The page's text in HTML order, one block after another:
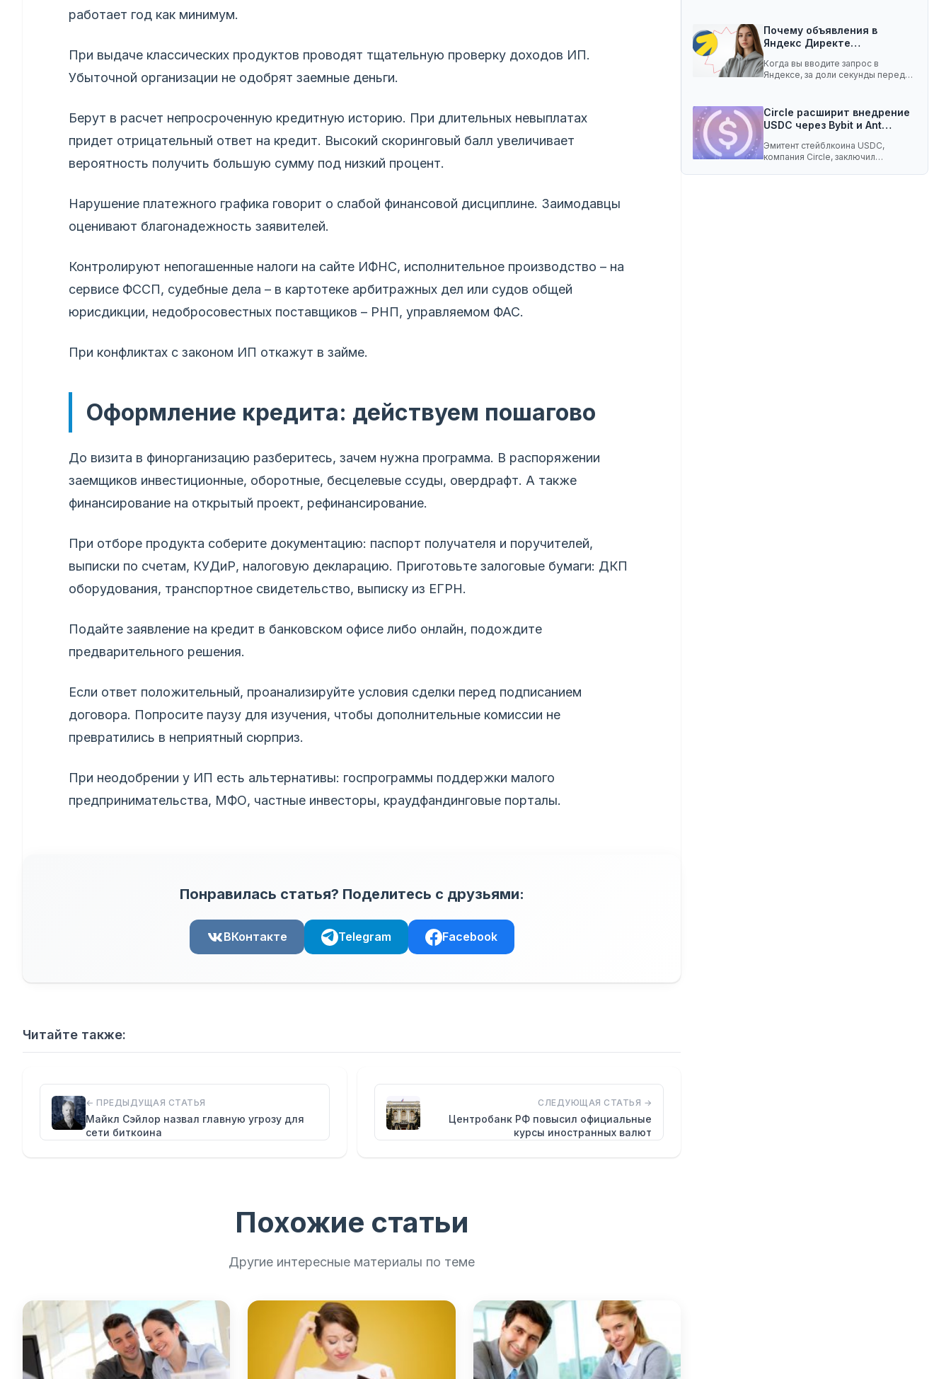
работает год как минимум.
При выдаче классических продуктов проводят тщательную проверку доходов ИП.
Убыточной организации не одобрят заемные деньги.
Берут в расчет непросроченную кредитную историю. При длительных невыплатах
придет отрицательный ответ на кредит. Высокий скоринговый балл увеличивает
вероятность получить большую сумму под низкий процент.
Нарушение платежного графика говорит о слабой финансовой дисциплине. Заимодавцы
оценивают благонадежность заявителей.
Контролируют непогашенные налоги на сайте ИФНС, исполнительное производство – на
сервисе ФССП, судебные дела – в картотеке арбитражных дел или судов общей
юрисдикции, недобросовестных поставщиков – РНП, управляемом ФАС.
При конфликтах с законом ИП откажут в займе.
Оформление кредита: действуем пошагово
До визита в финорганизацию разберитесь, зачем нужна программа. В распоряжении
заемщиков инвестиционные, оборотные, бесцелевые ссуды, овердрафт. А также
финансирование на открытый проект, рефинансирование.
При отборе продукта соберите документацию: паспорт получателя и поручителей,
выписки по счетам, КУДиР, налоговую декларацию. Приготовьте залоговые бумаги: ДКП
оборудования, транспортное свидетельство, выписку из ЕГРН.
Подайте заявление на кредит в банковском офисе либо онлайн, подождите
предварительного решения.
Если ответ положительный, проанализируйте условия сделки перед подписанием
договора. Попросите паузу для изучения, чтобы дополнительные комиссии не
превратились в неприятный сюрприз.
При неодобрении у ИП есть альтернативы: госпрограммы поддержки малого
предпринимательства, МФО, частные инвесторы, краудфандинговые порталы.
Понравилась статья? Поделитесь с друзьями:
ВКонтакте Telegram Facebook
Читайте также:
← ПРЕДЫДУЩАЯ СТАТЬЯ
Майкл Сэйлор назвал главную угрозу для
сети биткоина
СЛЕДУЮЩАЯ СТАТЬЯ →
Центробанк РФ повысил официальные
курсы иностранных валют
Похожие статьи
Другие интересные материалы по теме
Почему объявления в
Яндекс Директе
Когда вы вводите запрос в
Яндексе, за доли секунды перед
Circle расширит внедрение
USDC через Bybit и Ant…
Эмитент стейблкоина USDC,
компания Circle, заключил